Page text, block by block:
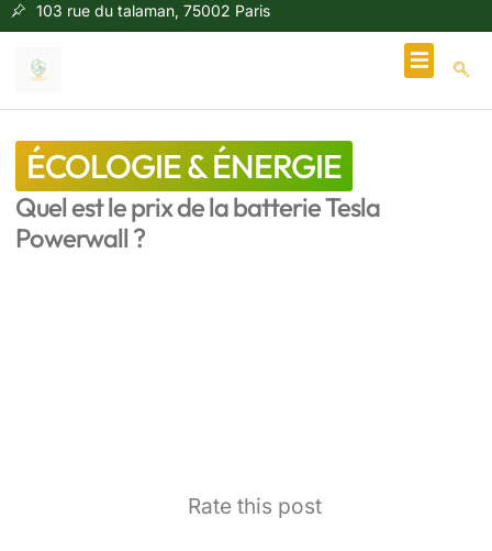
103 rue du talaman, 75002 Paris
ÉCOLOGIE & ÉNERGIE
Quel est le prix de la batterie Tesla
Powerwall ?
Rate this post